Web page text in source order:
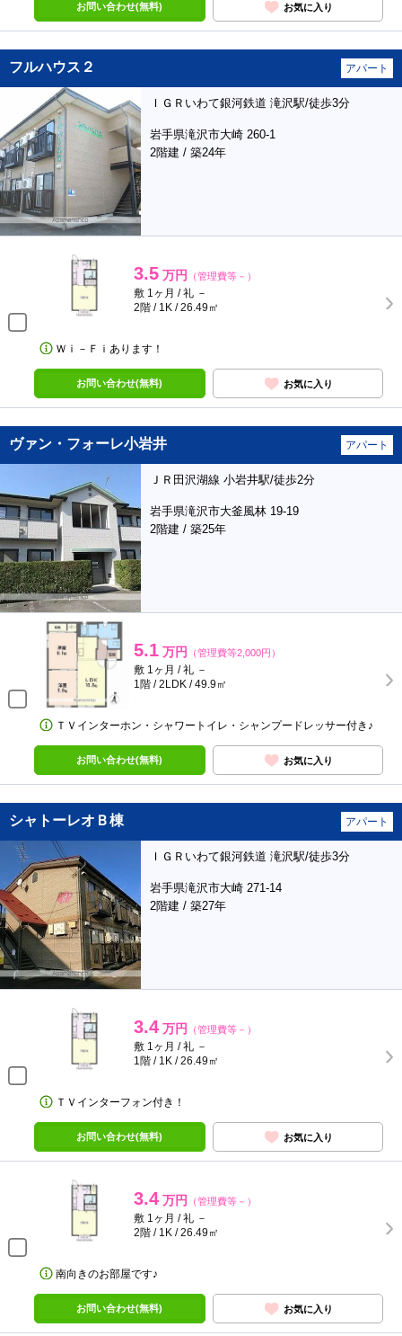
お問い合わせ(無料) お気に入り
フルハウス２ アパート
ＩＧＲいわて銀河鉄道 滝沢駅/徒歩3分
岩手県滝沢市大崎 260-1
2階建 / 築24年
3.5 万円 （管理費等－）
敷 1ヶ月 / 礼 －
2階 / 1K / 26.49㎡
Ｗｉ－Ｆｉあります！
お問い合わせ(無料) お気に入り
ヴァン・フォーレ小岩井 アパート
ＪＲ田沢湖線 小岩井駅/徒歩2分
岩手県滝沢市大釜風林 19-19
2階建 / 築25年
5.1 万円 （管理費等2,000円）
敷 1ヶ月 / 礼 －
1階 / 2LDK / 49.9㎡
ＴＶインターホン・シャワートイレ・シャンプードレッサー付き♪
お問い合わせ(無料) お気に入り
シャトーレオＢ棟 アパート
ＩＧＲいわて銀河鉄道 滝沢駅/徒歩3分
岩手県滝沢市大崎 271-14
2階建 / 築27年
3.4 万円 （管理費等－）
敷 1ヶ月 / 礼 －
1階 / 1K / 26.49㎡
ＴＶインターフォン付き！
お問い合わせ(無料) お気に入り
3.4 万円 （管理費等－）
敷 1ヶ月 / 礼 －
2階 / 1K / 26.49㎡
南向きのお部屋です♪
お問い合わせ(無料) お気に入り